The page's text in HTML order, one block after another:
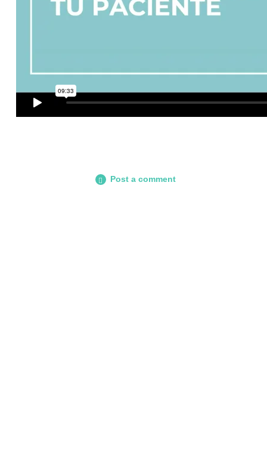
Post a comment